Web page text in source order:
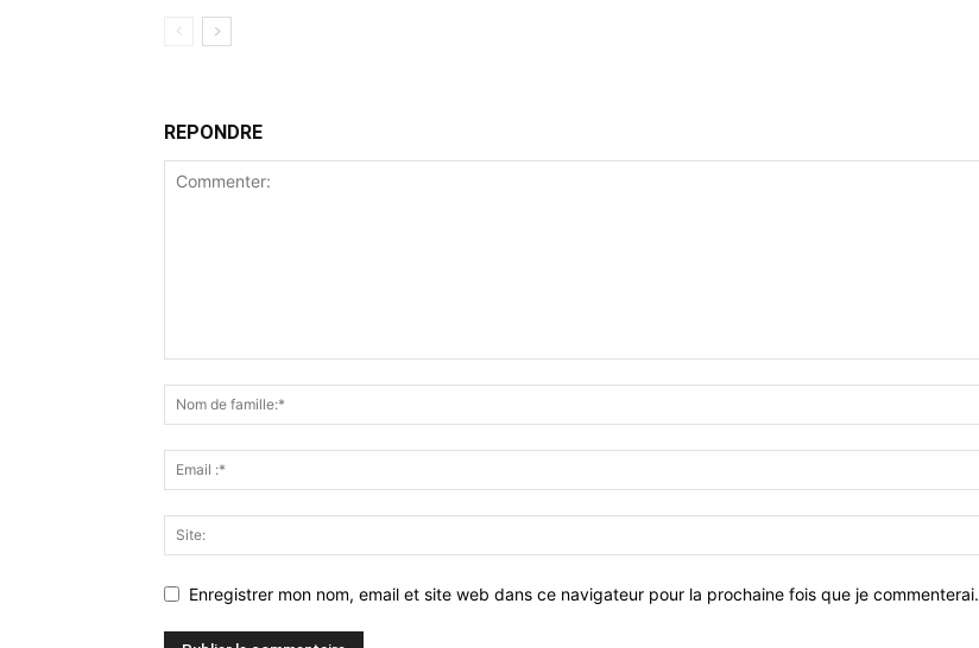
REPONDRE
Enregistrer mon nom, email et site web dans ce navigateur pour la prochaine fois que je commenterai.